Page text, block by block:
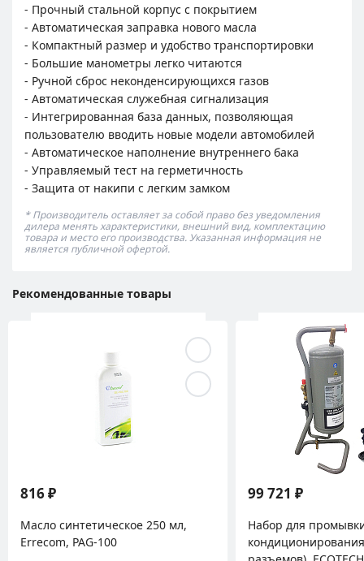
- Прочный стальной корпус с покрытием
- Автоматическая заправка нового масла
- Компактный размер и удобство транспортировки
- Большие манометры легко читаются
- Ручной сброс неконденсирующихся газов
- Автоматическая служебная сигнализация
- Интегрированная база данных, позволяющая
пользователю вводить новые модели автомобилей
- Автоматическое наполнение внутреннего бака
- Управляемый тест на герметичность
- Защита от накипи с легким замком
* Производитель оставляет за собой право без уведомления
дилера менять характеристики, внешний вид, комплектацию
товара и место его производства. Указанная информация не
является публичной офертой.
Рекомендованные товары
816 ₽
Масло синтетическое 250 мл,
Errecom, PAG-100
99 721 ₽
Набор для